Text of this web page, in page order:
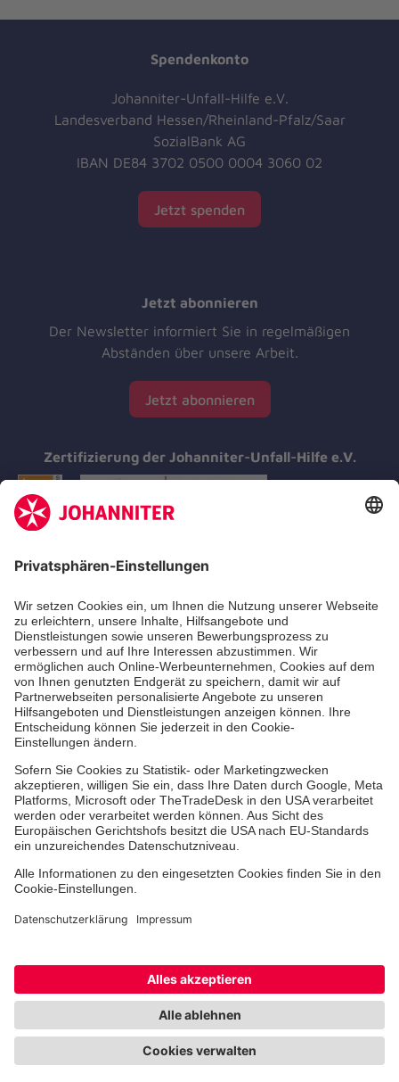
Spendenkonto
Johanniter-Unfall-Hilfe e.V.
Landesverband Hessen/Rheinland-Pfalz/Saar
SozialBank AG
IBAN DE84 3702 0500 0004 3060 02
Jetzt spenden
Jetzt abonnieren
Der Newsletter informiert Sie in regelmäßigen
Abständen über unsere Arbeit.
Jetzt abonnieren
Zertifizierung der Johanniter-Unfall-Hilfe e.V.
Aus- & Fortbildungen
Erste-Hilfe-Kurse
Jobs & Ehrenamt
Freiwilligendienst
Spendenprojekte
Johanniter-Jugend
Einrichtungen
Cookie-Einstellungen Datenschutz Barrierefreiheit
Impressum Kontakt Widerruf